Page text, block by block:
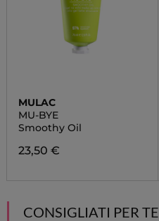
MULAC
MU-BYE
Smoothy Oil
23,50 €
CONSIGLIATI PER TE